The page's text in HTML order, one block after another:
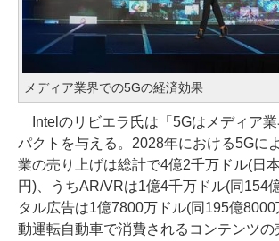
メディア業界での5Gの経済効果
Intelのリビエラ氏は「5Gはメディア
パクトを与える。2028年における5Gに
業の売り上げは総計で4億2千万ドル(日
円)、うちAR/VRは1億4千万ドル(同154
タル広告は1億7800万ドル(同195億8000
動運転自動車で消費されるコンテンツ